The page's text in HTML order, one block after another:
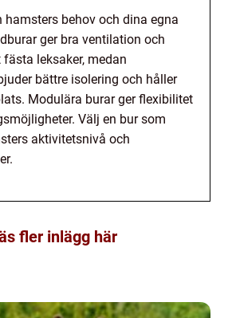
hamsters behov och dina egna
ger bra ventilation och
leksaker, medan
bättre isolering och håller
Modulära burar ger flexibilitet
Välj en bur som
aktivitetsnivå och
fler inlägg här